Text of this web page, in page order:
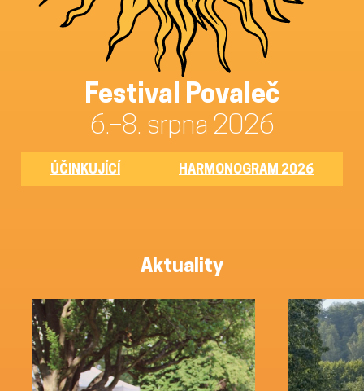
Festival Povaleč
6.–8. srpna 2026
ÚČINKUJÍCÍ HARMONOGRAM 2026
Aktuality